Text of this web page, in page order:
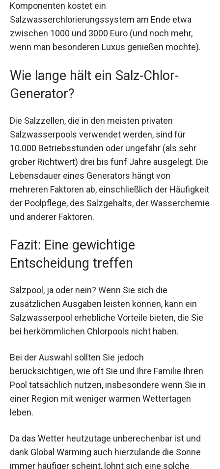
Komponenten kostet ein
Salzwasserchlorierungssystem am Ende etwa
zwischen 1000 und 3000 Euro (und noch mehr,
wenn man besonderen Luxus genießen möchte).
Wie lange hält ein Salz-Chlor-
Generator?
Die Salzzellen, die in den meisten privaten
Salzwasserpools verwendet werden, sind für
10.000 Betriebsstunden oder ungefähr (als sehr
grober Richtwert) drei bis fünf Jahre ausgelegt. Die
Lebensdauer eines Generators hängt von
mehreren Faktoren ab, einschließlich der Häufigkeit
der Poolpflege, des Salzgehalts, der Wasserchemie
und anderer Faktoren.
Fazit: Eine gewichtige
Entscheidung treffen
Salzpool, ja oder nein? Wenn Sie sich die
zusätzlichen Ausgaben leisten können, kann ein
Salzwasserpool erhebliche Vorteile bieten, die Sie
bei herkömmlichen Chlorpools nicht haben.
Bei der Auswahl sollten Sie jedoch
berücksichtigen, wie oft Sie und Ihre Familie Ihren
Pool tatsächlich nutzen, insbesondere wenn Sie in
einer Region mit weniger warmen Wettertagen
leben.
Da das Wetter heutzutage unberechenbar ist und
dank Global Warming auch hierzulande die Sonne
immer häufiger scheint, lohnt sich eine solche